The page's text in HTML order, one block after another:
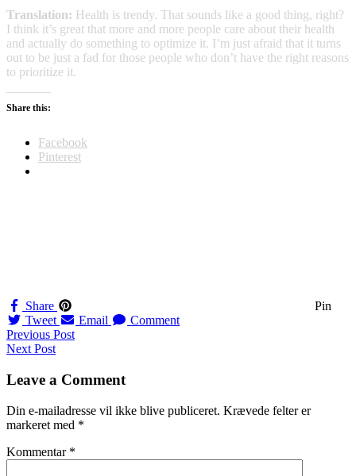
Translation: Health is trendy. That sounds like a good thing, right?
I think it’s great that more and more people care about their health
and actually do something to optimize it. I’m just afraid that it turns
out to be just a fad for those people who don’t have the right reasons
to prioritize it.
Share this:
Facebook
Pinterest
Share
Pin
Tweet
Email Comment
Navigation
til
indlæg
Previous Post
Next Post
Leave a Comment
Din e-mailadresse vil ikke blive publiceret. Krævede felter er
markeret med *
Kommentar *